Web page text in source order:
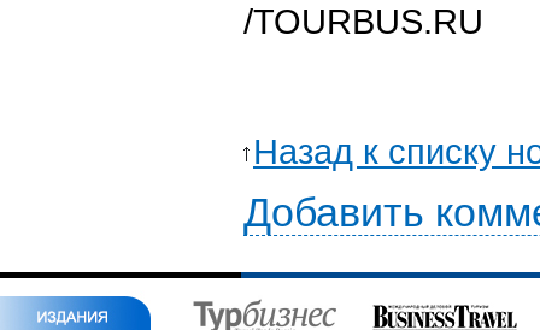
/TOURВUS.RU
Назад к списку
Добавить